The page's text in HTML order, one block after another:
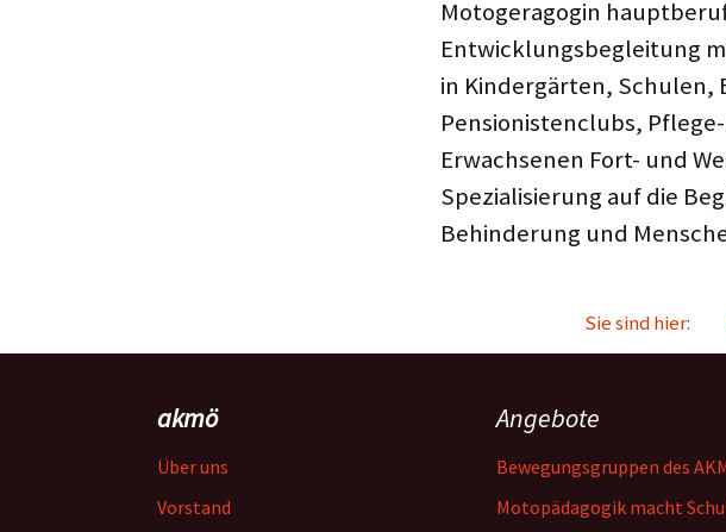
Motogeragogin
Entwicklungsbegleitung
in Kindergärten,
Pensionistenclubs,
Erwachsenen Fort- und
Spezialisierung auf die
Behinderung und
Sie sind hier:
akmö
Über uns
Vorstand
Angebote
Bewegungsgruppen des
Motopädagogik macht